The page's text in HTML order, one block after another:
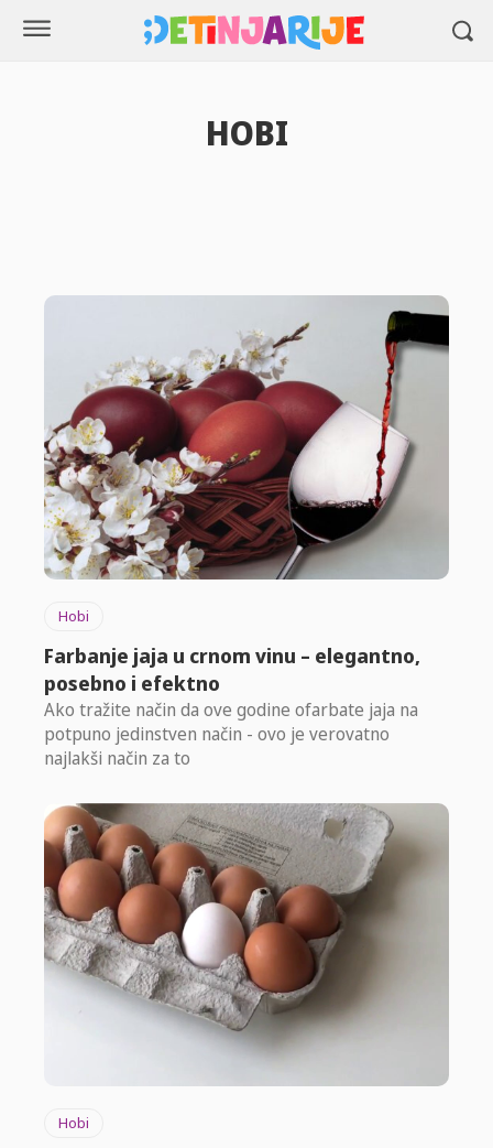
HOBI
Hobi
Farbanje jaja u crnom vinu – elegantno,
posebno i efektno
Ako tražite način da ove godine ofarbate jaja na
potpuno jedinstven način - ovo je verovatno
najlakši način za to
Hobi